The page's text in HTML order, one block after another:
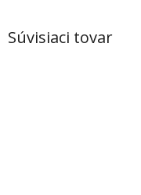
Súvisiaci tovar